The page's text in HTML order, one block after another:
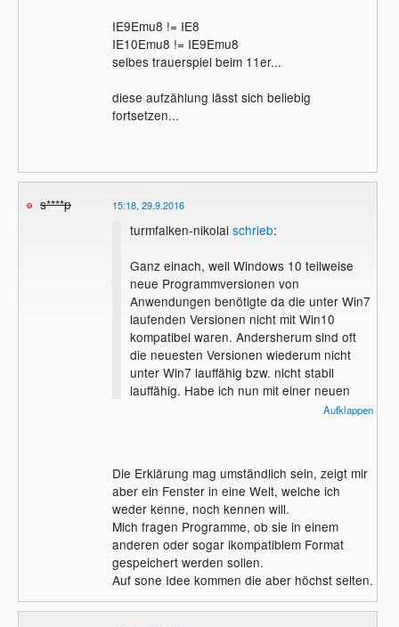
IE9Emu8 != IE8
IE10Emu8 != IE9Emu8
selbes trauerspiel beim 11er...
diese aufzählung lässt sich beliebig
fortsetzen...
s****p 15:18, 29.9.2016
turmfalken-nikolai schrieb:
Ganz einach, weil Windows 10 teilweise
neue Programmversionen von
Anwendungen benötigte da die unter Win7
laufenden Versionen nicht mit Win10
kompatibel waren. Andersherum sind oft
die neuesten Versionen wiederum nicht
unter Win7 lauffähig bzw. nicht stabil
lauffähig. Habe ich nun mit einer neuen
Prigrammversion eine Datei erstellt kann
Sorry für die etwas umständliche Erklärung
aber ich bin nunmal nur n 08/15 User
Aufklappen
Die Erklärung mag umständlich sein, zeigt mir
aber ein Fenster in eine Welt, welche ich
weder kenne, noch kennen will.
Mich fragen Programme, ob sie in einem
anderen oder sogar ikompatiblem Format
gespeichert werden sollen.
Auf sone Idee kommen die aber höchst selten.